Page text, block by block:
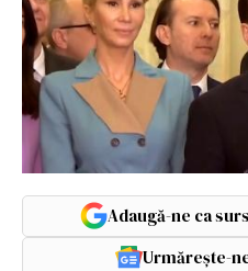
Adaugă-ne ca
Urmărește-